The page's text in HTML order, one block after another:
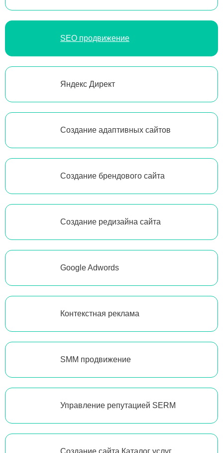
SEO продвижение
Яндекс Директ
Создание адаптивных сайтов
Создание брендового сайта
Создание редизайна сайта
Google Adwords
Контекстная реклама
SMM продвижение
Управление репутацией SERM
Создание сайта Каталог услуг